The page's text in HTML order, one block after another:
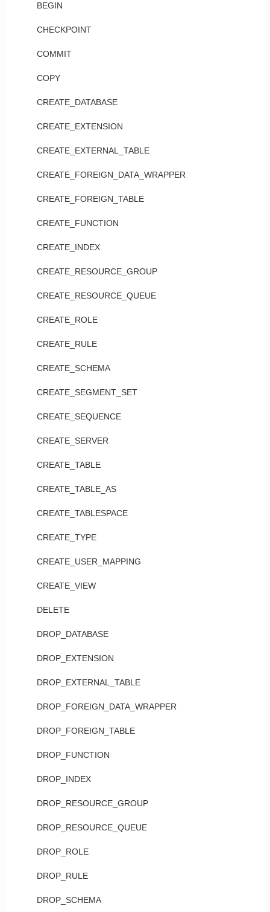
BEGIN
CHECKPOINT
COMMIT
COPY
CREATE_DATABASE
CREATE_EXTENSION
CREATE_EXTERNAL_TABLE
CREATE_FOREIGN_DATA_WRAPPER
CREATE_FOREIGN_TABLE
CREATE_FUNCTION
CREATE_INDEX
CREATE_RESOURCE_GROUP
CREATE_RESOURCE_QUEUE
CREATE_ROLE
CREATE_RULE
CREATE_SCHEMA
CREATE_SEGMENT_SET
CREATE_SEQUENCE
CREATE_SERVER
CREATE_TABLE
CREATE_TABLE_AS
CREATE_TABLESPACE
CREATE_TYPE
CREATE_USER_MAPPING
CREATE_VIEW
DELETE
DROP_DATABASE
DROP_EXTENSION
DROP_EXTERNAL_TABLE
DROP_FOREIGN_DATA_WRAPPER
DROP_FOREIGN_TABLE
DROP_FUNCTION
DROP_INDEX
DROP_RESOURCE_GROUP
DROP_RESOURCE_QUEUE
DROP_ROLE
DROP_RULE
DROP_SCHEMA